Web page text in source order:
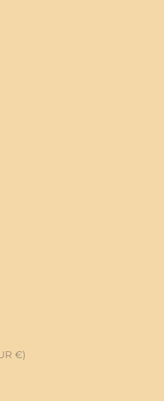
Guayana Francesa (EUR €)